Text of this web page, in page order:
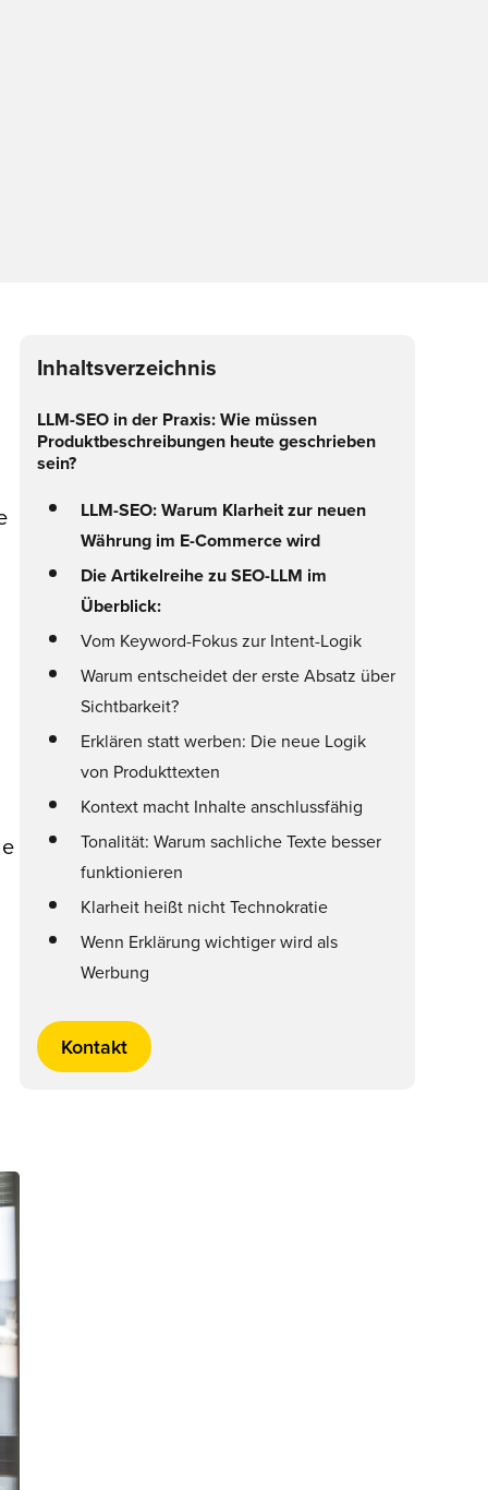
Inhaltsverzeichnis
LLM-SEO in der Praxis: Wie müssen
Produktbeschreibungen heute geschrieben
sein?
LLM-SEO: Warum Klarheit zur neuen
Währung im E-Commerce wird
Die Artikelreihe zu SEO-LLM im
Überblick:
Vom Keyword-Fokus zur Intent-Logik
Warum entscheidet der erste Absatz über
Sichtbarkeit?
Erklären statt werben: Die neue Logik
von Produkttexten
Kontext macht Inhalte anschlussfähig
Tonalität: Warum sachliche Texte besser
funktionieren
Klarheit heißt nicht Technokratie
Wenn Erklärung wichtiger wird als
Werbung
Kontakt